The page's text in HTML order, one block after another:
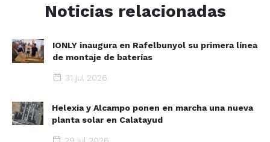
Noticias relacionadas
IONLY inaugura en Rafelbunyol su primera línea
de montaje de baterías
31 jul 2026
Helexia y Alcampo ponen en marcha una nueva
planta solar en Calatayud
29 jul 2026